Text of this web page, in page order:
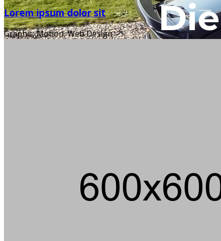
Lorem ipsum dolor sit
Graphic, Motion, Web Design